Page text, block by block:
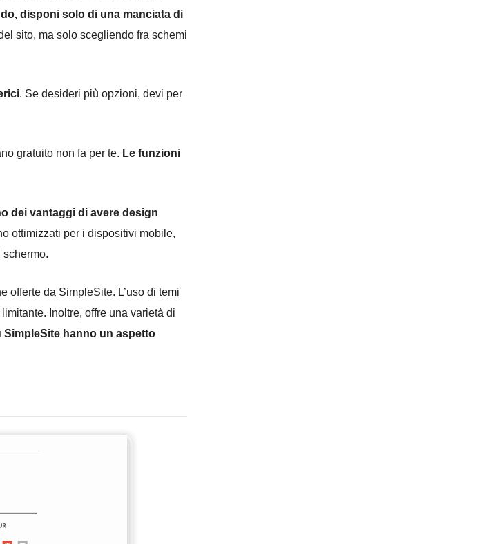
disponi solo di una manciata di
sito, ma solo scegliendo fra schemi
. Se desideri più opzioni, devi per
gratuito non fa per te. Le funzioni
dei vantaggi di avere design
ottimizzati per i dispositivi mobile,
offerte da SimpleSite. L’uso di temi
Inoltre, offre una varietà di
hanno un aspetto